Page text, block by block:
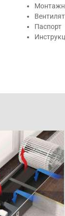
Паспорт